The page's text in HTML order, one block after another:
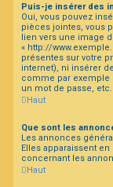
Puis-je insérer des
Oui, vous pouvez
pièces jointes, vous
lien vers une image
« http://
présentes sur votre
internet), ni insérer
comme par exemple
un mot de passe,
Haut
Que sont les
Les annonces
Elles apparaissent
concernant les
Haut